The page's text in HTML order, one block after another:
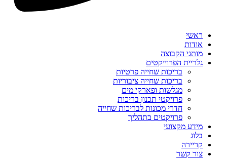
ראשי
אודות
מותגי הקבוצה
גלריית הפרוייקטים
בריכות שחייה פרטיות
בריכות שחייה ציבוריות
מגלשות ופארקי מים
פרויקטי תכנון בריכות
חדרי מכונות לבריכות שחייה
פרויקטים בתהליך
מידע מקצועי
בלוג
קריירה
צור קשר